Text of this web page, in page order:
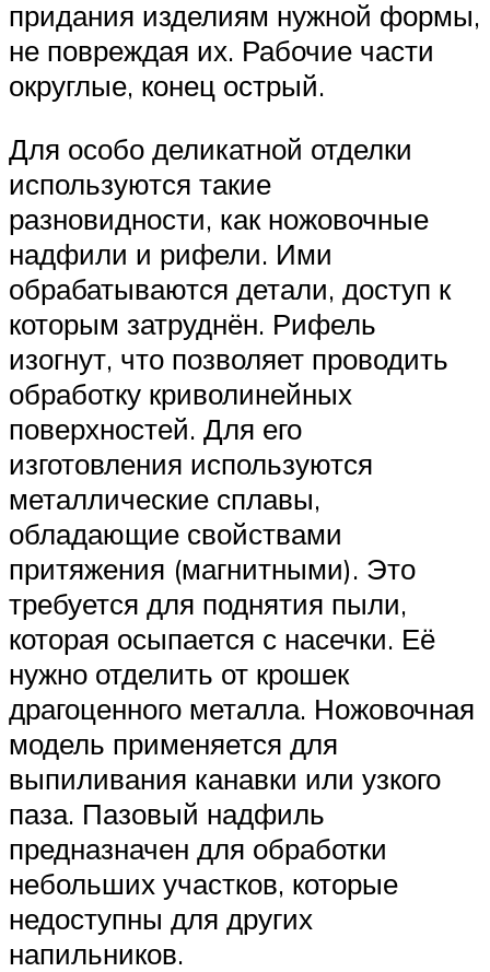
придания изделиям нужной формы,
не повреждая их. Рабочие части
округлые, конец острый.
Для особо деликатной отделки
используются такие
разновидности, как ножовочные
надфили и рифели. Ими
обрабатываются детали, доступ к
которым затруднён. Рифель
изогнут, что позволяет проводить
обработку криволинейных
поверхностей. Для его
изготовления используются
металлические сплавы,
обладающие свойствами
притяжения (магнитными). Это
требуется для поднятия пыли,
которая осыпается с насечки. Её
нужно отделить от крошек
драгоценного металла. Ножовочная
модель применяется для
выпиливания канавки или узкого
паза. Пазовый надфиль
предназначен для обработки
небольших участков, которые
недоступны для других
напильников.